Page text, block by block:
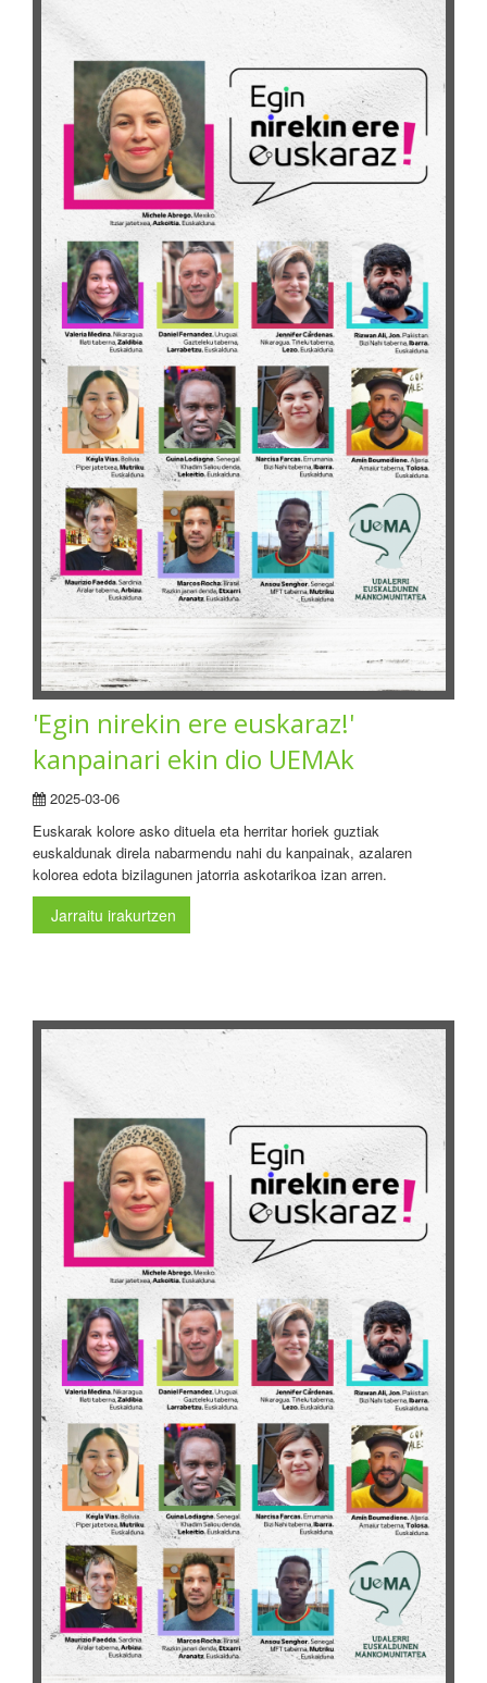
'Egin nirekin ere euskaraz!'
kanpainari ekin dio UEMAk
2025-03-06
Euskarak kolore asko dituela eta herritar horiek guztiak
euskaldunak direla nabarmendu nahi du kanpainak, azalaren
kolorea edota bizilagunen jatorria askotarikoa izan arren.
Jarraitu irakurtzen